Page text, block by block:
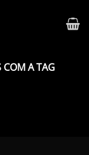
COM A TAG